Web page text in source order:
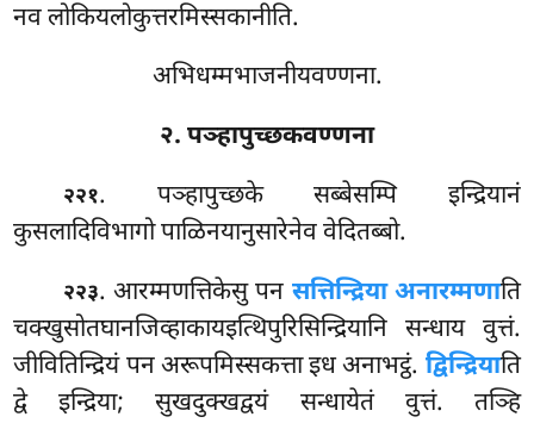
नव लोकियलोकुत्तरमिस्सकानीति.
अभिधम्मभाजनीयवण्णना.
२. पञ्हापुच्छकवण्णना
२२१. पञ्हापुच्छके सब्बेसम्पि इन्द्रियानं
कुसलादिविभागो पाळिनयानुसारेनेव वेदितब्बो.
२२३. आरम्मणत्तिकेसु पन सत्तिन्द्रिया अनारम्मणाति
चक्खुसोतघानजिव्हाकायइत्थिपुरिसिन्द्रियानि सन्धाय वुत्तं.
जीवितिन्द्रियं पन अरूपमिस्सकत्ता इध अनाभट्ठं. द्विन्द्रियाति
द्वे इन्द्रिया; सुखदुक्खद्वयं सन्धायेतं वुत्तं. तञ्हि